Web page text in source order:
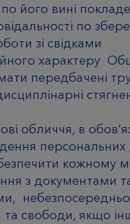
його вині
по
зі свідками
характеру
передбачені
обличчя, в
персональних
кожному
з документами
та свободи, якщо